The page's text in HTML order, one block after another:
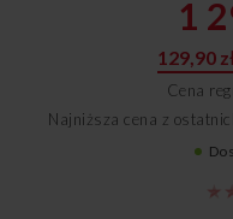
1
129,90
Cena
Najniższa cena z